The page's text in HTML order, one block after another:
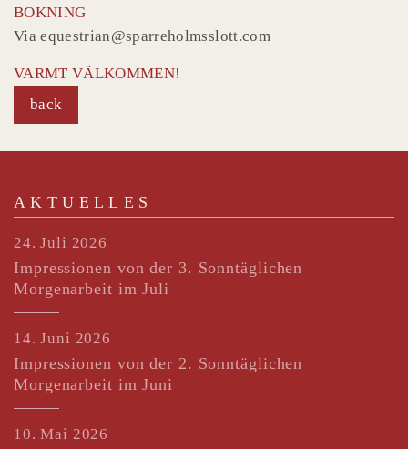
BOKNING
Via equestrian@sparreholmsslott.com
VARMT VÄLKOMMEN!
back
AKTUELLES
24. Juli 2026
Impressionen von der 3. Sonntäglichen
Morgenarbeit im Juli
14. Juni 2026
Impressionen von der 2. Sonntäglichen
Morgenarbeit im Juni
10. Mai 2026